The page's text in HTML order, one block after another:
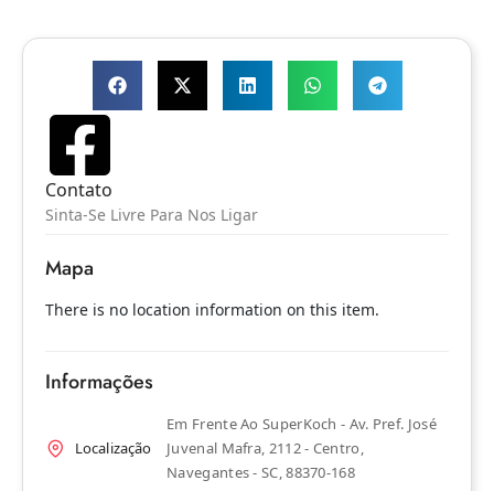
Contato
Sinta-Se Livre Para Nos Ligar
Mapa
There is no location information on this item.
Informações
Localização
Em Frente Ao SuperKoch - Av. Pref. José
Juvenal Mafra, 2112 - Centro,
Navegantes - SC, 88370-168